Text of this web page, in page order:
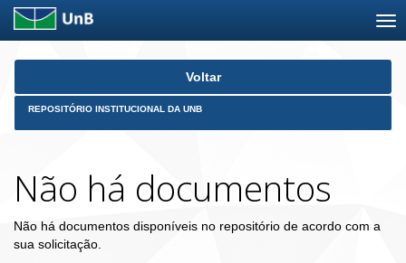
Skip
Voltar
REPOSITÓRIO INSTITUCIONAL DA UNB
Não há documentos
Não há documentos disponíveis no repositório de acordo com a
sua solicitação.